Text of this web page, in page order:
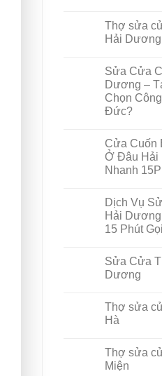
Thợ sửa
Hải
Sửa Cửa
Dương –
Chọn
Đức?
Cửa Cuốn
Ở Đâu Hải
Nhanh
Dịch Vụ
Hải
15 Phút Gọi
Sửa Cửa
Dương
Thợ sửa
Hà
Thợ sửa
Miện